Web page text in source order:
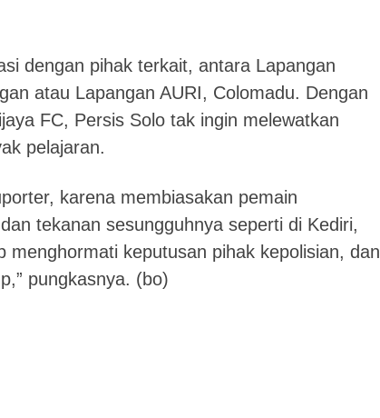
dengan pihak terkait, antara Lapangan
atau Lapangan AURI, Colomadu. Dengan
FC, Persis Solo tak ingin melewatkan
pelajaran.
karena membiasakan pemain
tekanan sesungguhnya seperti di Kediri,
menghormati keputusan pihak kepolisian, dan
pungkasnya. (bo)